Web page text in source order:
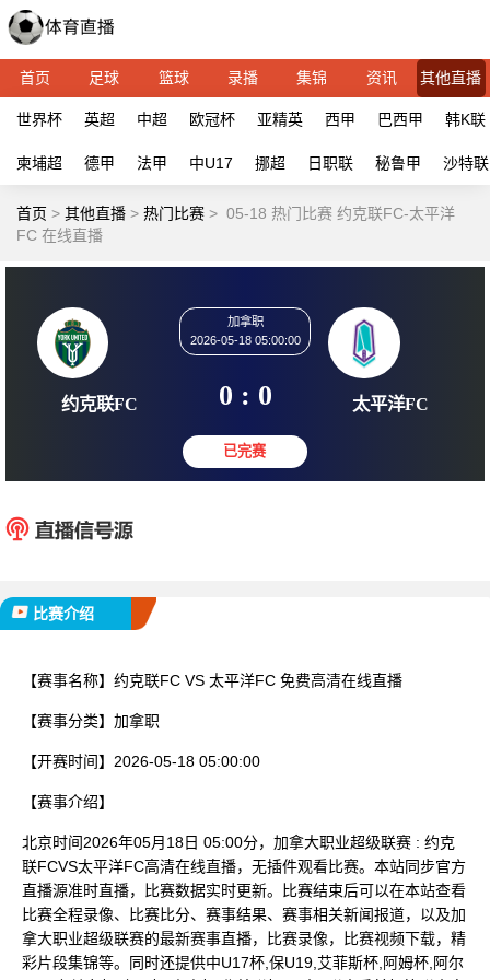
首页 足球 篮球 录播 集锦 资讯 其他直播
世界杯 英超 中超 欧冠杯 亚精英 西甲 巴西甲 韩K联
柬埔超 德甲 法甲 中U17 挪超 日职联 秘鲁甲 沙特联
首页 > 其他直播 > 热门比赛 > 05-18 热门比赛 约克联FC-太平洋
FC 在线直播
2026-05-18 05:00:00
0 : 0
比赛介绍
【赛事名称】 约克联FC VS 太平洋FC 免费高清在线直播
【赛事分类】 加拿职
【开赛时间】 2026-05-18 05:00:00
【赛事介绍】
北京时间2026年05月18日 05:00分，加拿大职业超级联赛 : 约克
联FCVS太平洋FC高清在线直播，无插件观看比赛。本站同步官方
直播源准时直播，比赛数据实时更新。比赛结束后可以在本站查看
比赛全程录像、比赛比分、赛事结果、赛事相关新闻报道，以及加
拿大职业超级联赛的最新赛事直播，比赛录像，比赛视频下载，精
彩片段集锦等。同时还提供中U17杯,保U19,艾菲斯杯,阿姆杯,阿尔